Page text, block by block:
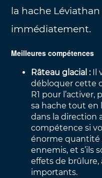
la hache
immédiatement.
Meilleures compétences
Râteau glacial :
débloquer cette
R1 pour l’activer,
sa hache tout en
dans la direction
compétence si
énorme quantité
ennemis, et s’ils
effets de brûlure,
importants.